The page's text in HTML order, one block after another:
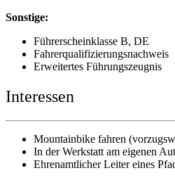
Sonstige:
Führerscheinklasse B, DE
Fahrerqualifizierungsnachweis
Erweitertes Führungszeugnis
Interessen
Mountainbike fahren
In der Werkstatt am eigenen
Ehrenamtlicher Leiter eines